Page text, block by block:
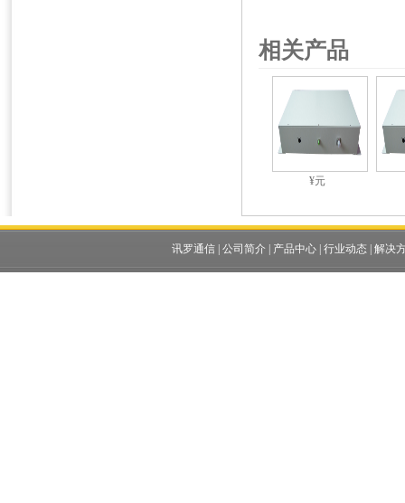
相关产品
¥元
讯罗通信| 公司简介| 产品中心| 行业动态| 解决